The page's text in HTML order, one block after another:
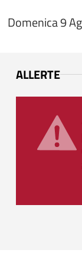
Domenica 9
ALLERTE